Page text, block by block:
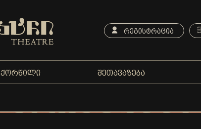
ᲠᲔᲒᲘᲡᲢᲠᲐᲪᲘᲐ
ᲥᲝᲠᲬᲘᲚᲘ ᲨᲔᲗᲐᲕᲐᲖᲔᲑᲐ